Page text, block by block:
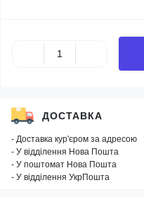
ДОСТАВКА
- Доставка кур'єром за адресою
- У відділення Нова Пошта
- У поштомат Нова Пошта
- У відділення УкрПошта